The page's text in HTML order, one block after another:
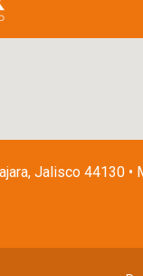
Jalisco 44130 •